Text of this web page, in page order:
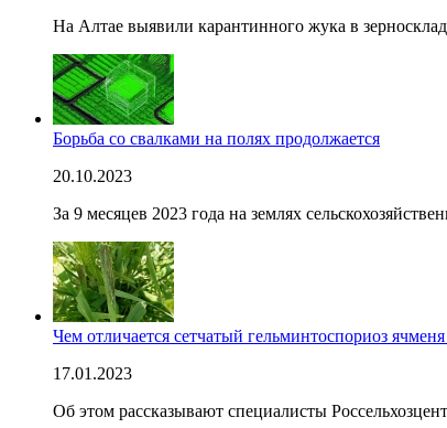
На Алтае выявили карантинного жука в
Борьба со свалками на полях продолжается
20.10.2023
За 9 месяцев 2023 года на землях
Чем отличается сетчатый гельминтоспориоз
17.01.2023
Об этом рассказывают специалисты